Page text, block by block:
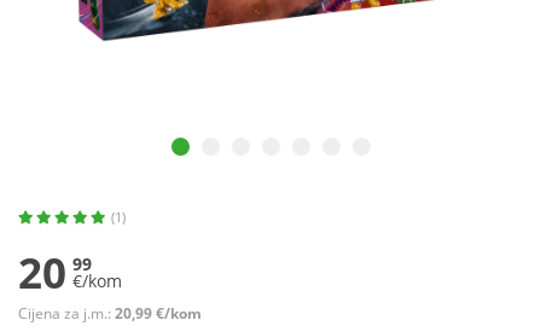
(1)
20 99
€/kom
Cijena za j.m.: 20,99 €/kom